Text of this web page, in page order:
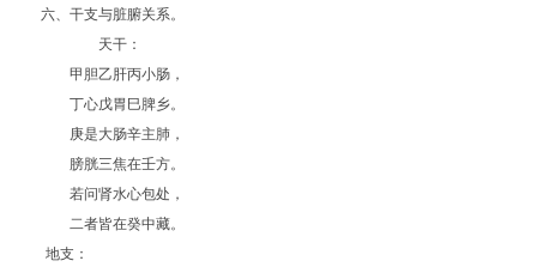
六、干支与脏腑关系。
天干：
甲胆乙肝丙小肠，
丁心戊胃巳脾乡。
庚是大肠辛主肺，
膀胱三焦在壬方。
若问肾水心包处，
二者皆在癸中藏。
地支：